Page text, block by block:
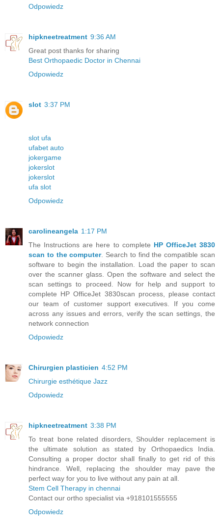
Odpowiedz
hipkneetreatment 9:36 AM
Great post thanks for sharing
Best Orthopaedic Doctor in Chennai
Odpowiedz
slot 3:37 PM
slot ufa
ufabet auto
jokergame
jokerslot
jokerslot
ufa slot
Odpowiedz
carolineangela 1:17 PM
The Instructions are here to complete HP OfficeJet 3830
scan to the computer. Search to find the compatible scan
software to begin the installation. Load the paper to scan
over the scanner glass. Open the software and select the
scan settings to proceed. Now for help and support to
complete HP OfficeJet 3830scan process, please contact
our team of customer support executives. If you come
across any issues and errors, verify the scan settings, the
network connection
Odpowiedz
Chirurgien plasticien 4:52 PM
Chirurgie esthétique Jazz
Odpowiedz
hipkneetreatment 3:38 PM
To treat bone related disorders, Shoulder replacement is
the ultimate solution as stated by Orthopaedics India.
Consulting a proper doctor shall finally to get rid of this
hindrance. Well, replacing the shoulder may pave the
perfect way for you to live without any pain at all.
Stem Cell Therapy in chennai
Contact our ortho specialist via +918101555555
Odpowiedz